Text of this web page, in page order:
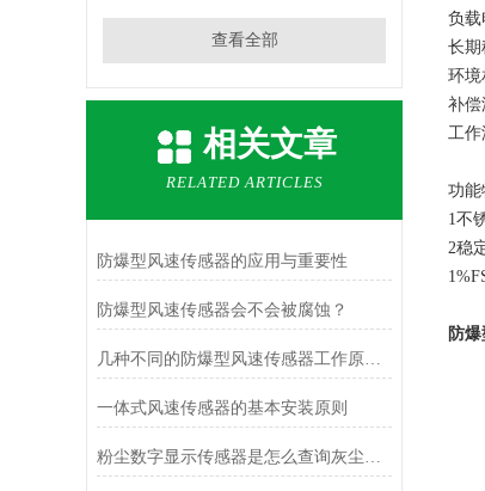
查看全部
相关文章
RELATED ARTICLES
防爆型风速传感器的应用与重要性
防爆型风速传感器会不会被腐蚀？
几种不同的防爆型风速传感器工作原理介绍
一体式风速传感器的基本安装原则
粉尘数字显示传感器是怎么查询灰尘反射强度的？
负载
长期
环境
补
工作
功能
1不
2稳
防